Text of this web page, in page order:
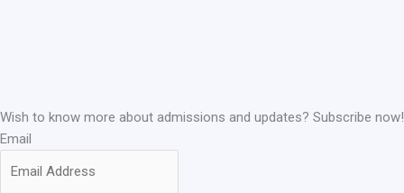
Wish to know more about admissions and updates? Subscribe now!
Email